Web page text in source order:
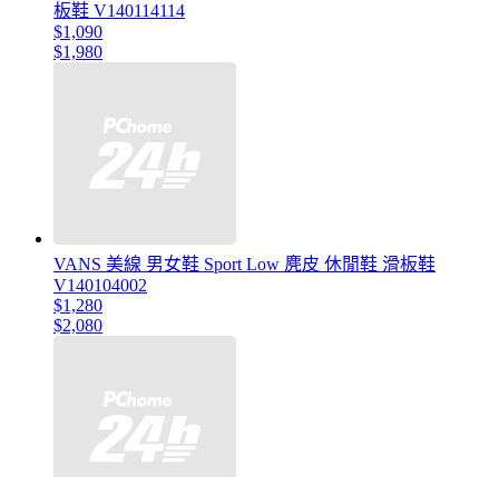
板鞋 V140114114
$1,090
$1,980
VANS 美線 男女鞋 Sport Low 麂皮 休閒鞋 滑板鞋
V140104002
$1,280
$2,080